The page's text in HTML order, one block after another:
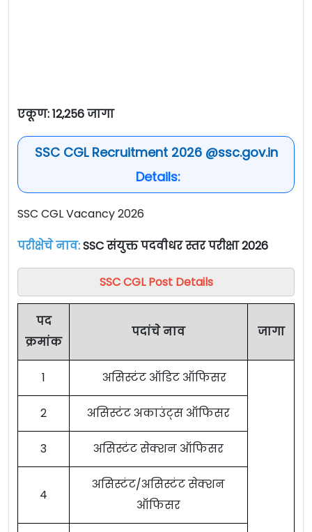
एकूण: 12,256 जागा
SSC CGL Recruitment 2026 @ssc.gov.in
Details:
SSC CGL Vacancy 2026
परीक्षेचे नाव:SSC संयुक्त पदवीधर स्तर परीक्षा 2026
SSC CGL Post Details
पद
क्रमांक
पदांचे नाव जागा
1 असिस्टंट ऑडिट ऑफिसर
2 असिस्टंट अकाउंट्स ऑफिसर
3 असिस्टंट सेक्शन ऑफिसर
4
असिस्टंट/असिस्टंट सेक्शन
ऑफिसर